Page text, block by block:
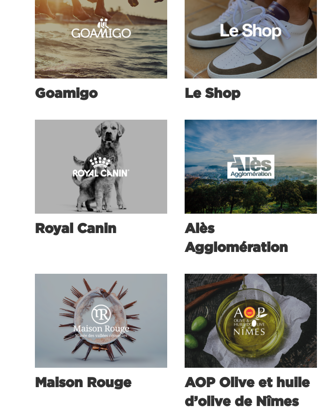
Goamigo Le Shop
Royal Canin
Alès
Agglomération
Maison Rouge
AOP Olive et huile
d’olive de Nîmes